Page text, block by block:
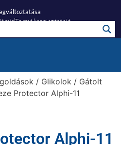
Termékregisztráció
/ Glikolok/ Gátolt
Protector Alphi-11
Alphi-11